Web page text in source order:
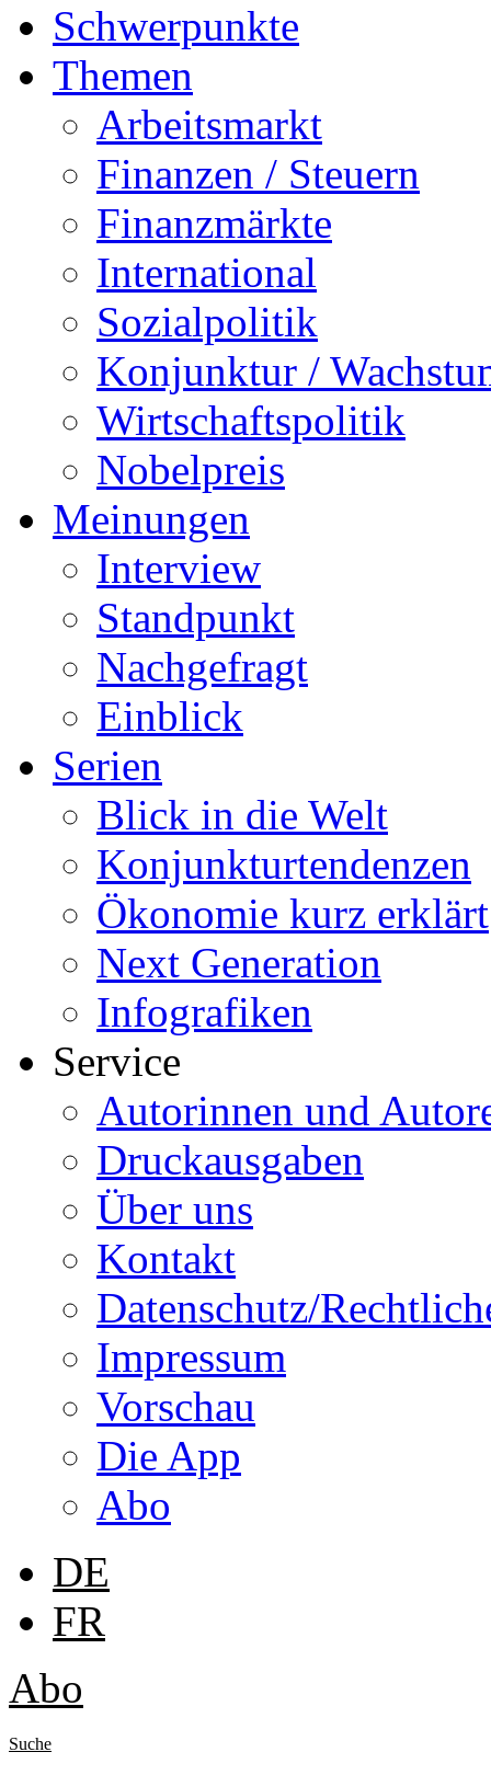
Schwerpunkte
Themen
Arbeitsmarkt
Finanzen / Steuern
Finanzmärkte
International
Sozialpolitik
Konjunktur /
Wirtschaftspolitik
Nobelpreis
Meinungen
Interview
Standpunkt
Nachgefragt
Einblick
Serien
Blick in die Welt
Konjunkturtendenzen
Ökonomie kurz erklärt
Next Generation
Infografiken
Service
Autorinnen und
Druckausgaben
Über uns
Kontakt
Datenschutz/
Impressum
Vorschau
Die App
Abo
DE
FR
Abo
Suche